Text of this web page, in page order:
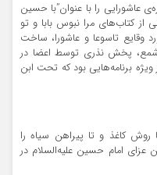
عاشورایی را با عنوان”با حسین
از کتاب‌های مرا نبوس بابا و تو
تاسوعا و عاشورا، ساخت
پخش نذری توسط اعضا در
برنامه‌هایی بود که تحت ابن
روش کاغذ و تا پیراهن سیاه را
امام حسین علیه‌السلام در